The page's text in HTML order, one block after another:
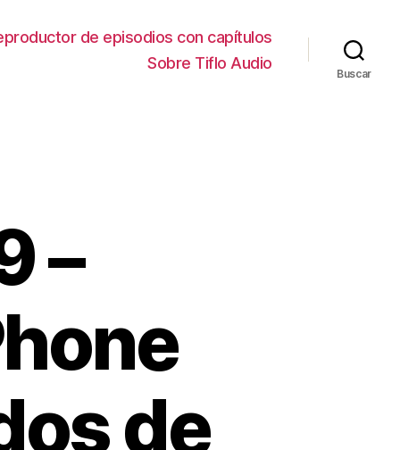
de episodios con capítulos
Sobre Tiflo Audio
Buscar
–
de